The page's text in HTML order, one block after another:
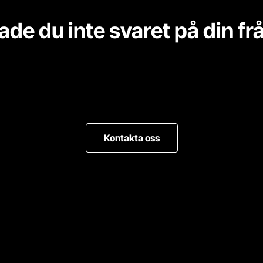
du inte svaret på din
Kontakta oss